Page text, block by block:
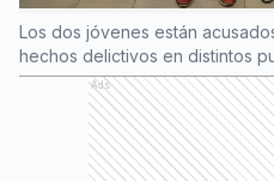
Los dos jóvenes están
hechos delictivos en distintos
Ads